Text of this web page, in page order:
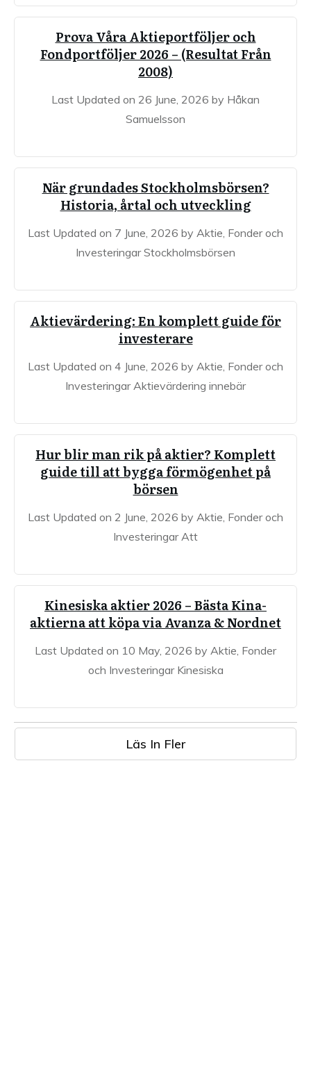
Prova Våra Aktieportföljer och
Fondportföljer 2026 – (Resultat Från
2008)
Last Updated on 26 June, 2026 by Håkan
Samuelsson
När grundades Stockholmsbörsen?
Historia, årtal och utveckling
Last Updated on 7 June, 2026 by Aktie, Fonder och
Investeringar Stockholmsbörsen
Aktievärdering: En komplett guide för
investerare
Last Updated on 4 June, 2026 by Aktie, Fonder och
Investeringar Aktievärdering innebär
Hur blir man rik på aktier? Komplett
guide till att bygga förmögenhet på
börsen
Last Updated on 2 June, 2026 by Aktie, Fonder och
Investeringar Att
Kinesiska aktier 2026 – Bästa Kina-
aktierna att köpa via Avanza & Nordnet
Last Updated on 10 May, 2026 by Aktie, Fonder
och Investeringar Kinesiska
Läs In Fler